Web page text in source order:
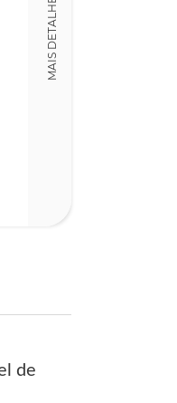
MAIS DETALHES
de